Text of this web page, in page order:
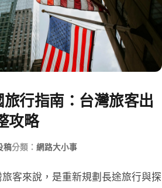
行指南：台灣旅客出
攻略
稿分類： 網路大小事
客來說，是重新規劃長途旅行與探